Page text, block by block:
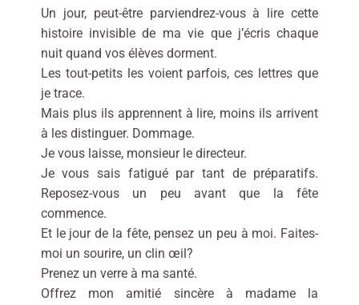
Un jour, peut-être parviendrez-vous à lire cette
histoire invisible de ma vie que j’écris chaque
nuit quand vos élèves dorment.
Les tout-petits les voient parfois, ces lettres que
je trace.
Mais plus ils apprennent à lire, moins ils arrivent
à les distinguer. Dommage.
Je vous laisse, monsieur le directeur.
Je vous sais fatigué par tant de préparatifs.
Reposez-vous un peu avant que la fête
commence.
Et le jour de la fête, pensez un peu à moi. Faites-
moi un sourire, un clin œil?
Prenez un verre à ma santé.
Offrez mon amitié sincère à madame la